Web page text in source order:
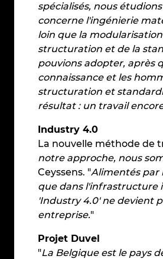
spécialisés, nous
concerne l'ingénierie
loin que la
structuration et de la
pouvions adopter, après
connaissance et les
structuration et
résultat : un travail
Industry 4.0
La nouvelle méthode de
notre approche, nous
Ceyssens. "Alimentés par
que dans l'infrastructure
'Industry 4.0' ne devient
entreprise."
Projet Duvel
"La Belgique est le pays